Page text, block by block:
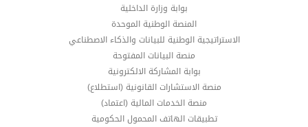
بوابة وزارة الداخلية
المنصة الوطنية الموحدة
الاستراتيجية الوطنية للبيانات والذكاء الاصطناعي
منصة البيانات المفتوحة
بوابة المشاركة الالكترونية
منصة الاستشارات القانونية (استطلاع)
منصة الخدمات المالية (اعتماد)
تطبيقات الهاتف المحمول الحكومية